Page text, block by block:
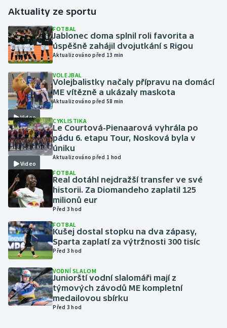
Golf
Gymnastika
Házená
Jezdectví
Judo
Krasobruslení
Lezení
Lyže a snowboard
Moderní pětiboj
Motorsport
Olympijské hry
Parasport
Plavání
Aktuality ze sportu
FOTBAL
Jablonec doma splnil roli favorita a
úspěšně zahájil dvojutkání s Rigou
Aktualizováno před 13 min
Video
VOLEJBAL
Volejbalistky načaly přípravu na domácí
ME vítězně a ukázaly maskota
Aktualizováno před 58 min
Video
CYKLISTIKA
Le Courtová-Pienaarová vyhrála po
pádu 6. etapu Tour, Nosková byla v
úniku
Aktualizováno před 1 hod
FOTBAL
Real dotáhl nejdražší transfer ve své
historii. Za Diomandeho zaplatil 125
milionů eur
Před 3 hod
FOTBAL
Kušej dostal stopku na dva zápasy,
Sparta zaplatí za výtržnosti 300 tisíc
Před 3 hod
VODNÍ SLALOM
Juniorští vodní slalomáři mají z
týmových závodů ME kompletní
medailovou sbírku
Před 3 hod